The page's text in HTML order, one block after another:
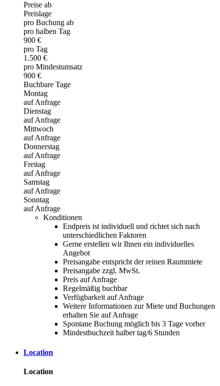
Preise ab
Preislage
pro Buchung ab
pro halben Tag
900 €
pro Tag
1.500 €
pro Mindestumsatz
900 €
Buchbare Tage
Montag
auf Anfrage
Dienstag
auf Anfrage
Mittwoch
auf Anfrage
Donnerstag
auf Anfrage
Freitag
auf Anfrage
Samstag
auf Anfrage
Sonntag
auf Anfrage
Konditionen
Endpreis ist individuell und richtet sich nach
unterschiedlichen Faktoren
Gerne erstellen wir Ihnen ein individuelles
Angebot
Preisangabe entspricht der reinen Raummiete
Preisangabe zzgl. MwSt.
Preis auf Anfrage
Regelmäßig buchbar
Verfügbarkeit auf Anfrage
Weitere Informationen zur Miete und Buchungen
erhalten Sie auf Anfrage
Spontane Buchung möglich bis 3 Tage vorher
Mindestbuchzeit halber tag/6 Stunden
Location
Location